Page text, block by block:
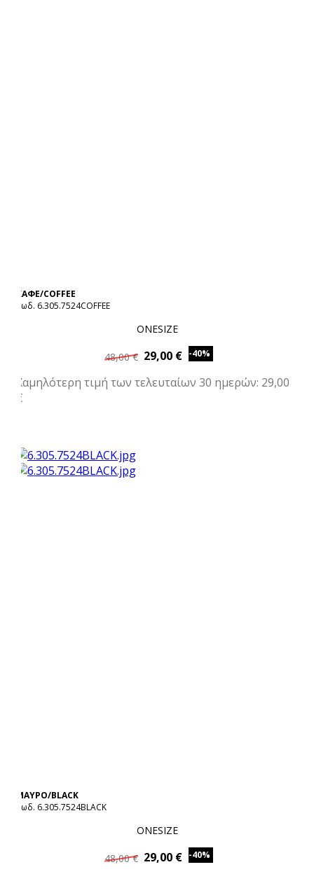
ΚΑΦΕ/COFFEE
Κωδ. 6.305.7524COFFEE
ONESIZE
48,00 € 29,00 € -40%
Χαμηλότερη τιμή των τελευταίων 30 ημερών: 29,00
€
ΜΑΥΡΟ/BLACK
Κωδ. 6.305.7524BLACK
ONESIZE
48,00 € 29,00 € -40%